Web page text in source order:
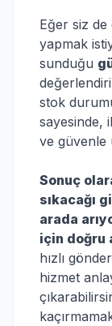
Eğer siz de
yapmak
sunduğu
stok
sayesinde,
ve güvenle
Sonuç
sıkacağı
arada
için doğru
hızlı
hizmet